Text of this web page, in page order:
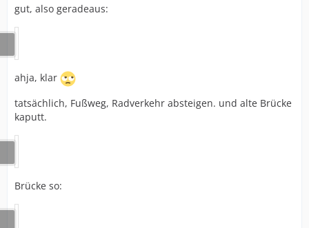
gut, also geradeaus:
ahja, klar
tatsächlich, Fußweg, Radverkehr absteigen. und alte Brücke
kaputt.
Brücke so: